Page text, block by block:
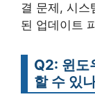
결 문제, 시스
된 업데이트
Q2: 윈도
할 수 있